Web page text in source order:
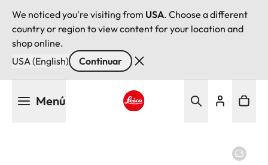
We noticed you're visiting from USA. Choose a different
country or region to view content for your location and
shop online.
USA (English)
Continuar
Menú